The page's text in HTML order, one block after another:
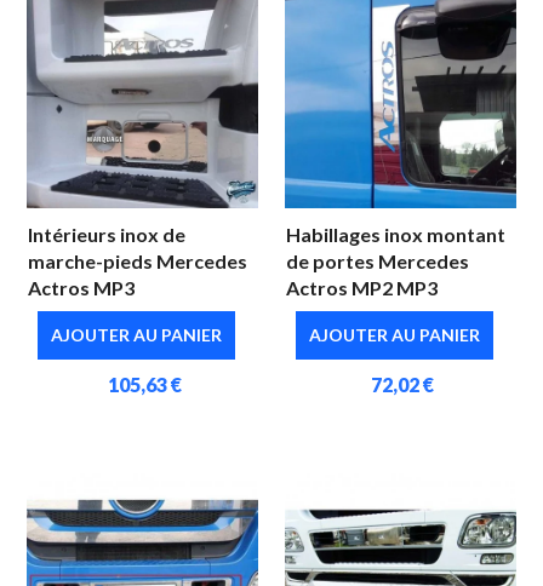
Intérieurs inox de
marche-pieds Mercedes
Actros MP3
AJOUTER AU PANIER
105,63 €
Habillages inox montant
de portes Mercedes
Actros MP2 MP3
AJOUTER AU PANIER
72,02 €